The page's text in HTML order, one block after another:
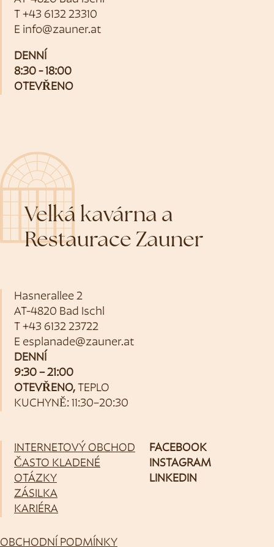
T +43 6132 23310
E info@zauner.at
DENNÍ
8:30 - 18:00
OTEVŘENO
Velká kavárna a
Restaurace Zauner
Hasnerallee 2
AT-4820 Bad Ischl
T +43 6132 23722
E esplanade@zauner.at
DENNÍ
9:30 – 21:00
OTEVŘENO, TEPLO
KUCHYNĚ: 11:30–20:30
INTERNETOVÝ OBCHOD
ČASTO KLADENÉ
OTÁZKY
ZÁSILKA
KARIÉRA
FACEBOOK
INSTAGRAM
LINKEDIN
OBCHODNÍ PODMÍNKY